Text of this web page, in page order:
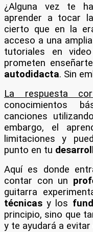
¿Alguna vez te
aprender a tocar la
cierto que en la
acceso a una
tutoriales en
prometen
autodidacta. Sin
La respuesta
conocimientos
canciones
embargo, el
limitaciones y
punto en tu
Aquí es donde
contar con un
guitarra
técnicas y los
principio, sino que
y te ayudará a